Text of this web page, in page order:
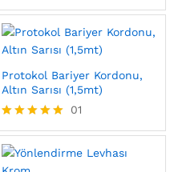
5 üzerinden
5.00
oy aldı
Protokol Bariyer Kordonu,
Altın Sarısı (1,5mt)
5 üzerinden
5.00
oy aldı
01